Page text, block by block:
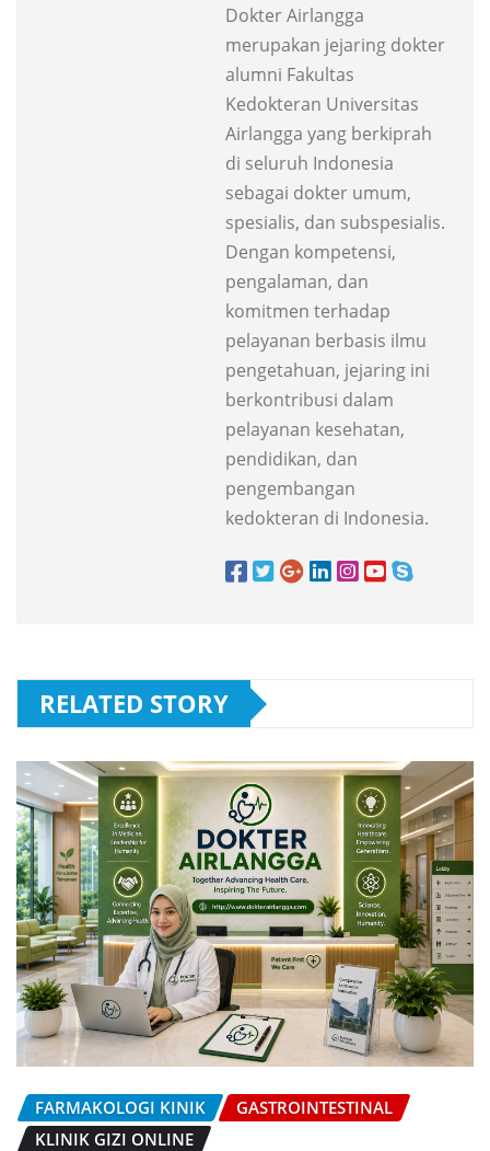
Dokter Airlangga
merupakan jejaring dokter
alumni Fakultas
Kedokteran Universitas
Airlangga yang berkiprah
di seluruh Indonesia
sebagai dokter umum,
spesialis, dan subspesialis.
Dengan kompetensi,
pengalaman, dan
komitmen terhadap
pelayanan berbasis ilmu
pengetahuan, jejaring ini
berkontribusi dalam
pelayanan kesehatan,
pendidikan, dan
pengembangan
kedokteran di Indonesia.
RELATED STORY
FARMAKOLOGI KINIK
GASTROINTESTINAL
KLINIK GIZI ONLINE